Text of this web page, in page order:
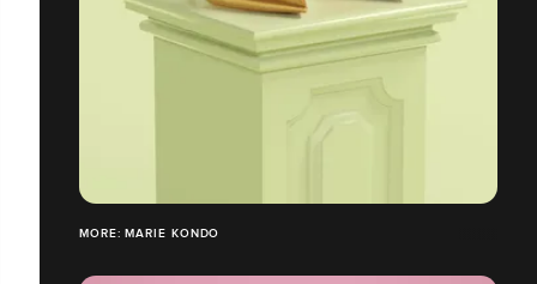
MORE: MARIE KONDO